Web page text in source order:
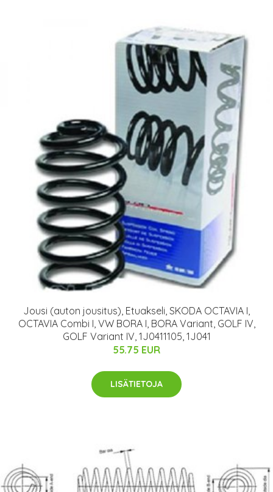
Jousi (auton jousitus), Etuakseli, SKODA OCTAVIA I,
OCTAVIA Combi I, VW BORA I, BORA Variant, GOLF IV,
GOLF Variant IV, 1J0411105, 1J041
55.75 EUR
LISÄTIETOJA